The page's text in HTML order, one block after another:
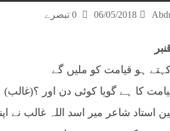
06/05/2018
ہو قیامت کو ملیں گے
کا ہے گویا کوئی دن اور ؟(غالب)
استاد شاعر میر اسد اللہ غالب